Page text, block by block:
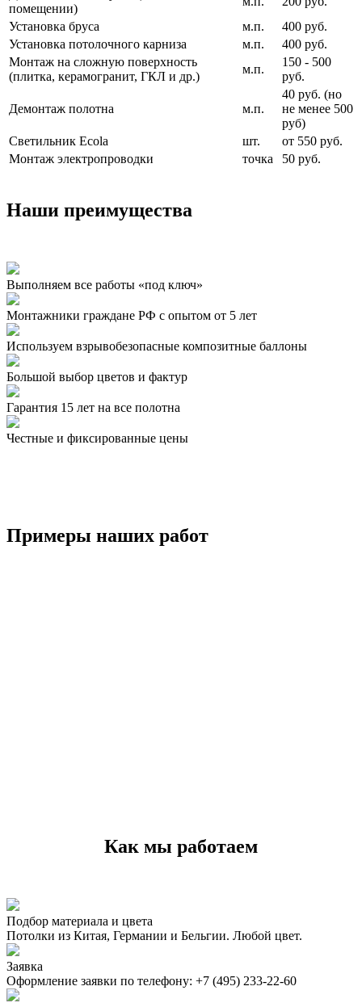
помещении)
Установка бруса
м.п.
400 руб.
Установка потолочного карниза
м.п.
400 руб.
Монтаж на сложную поверхность
(плитка, керамогранит, ГКЛ и др.)
м.п.
150 - 500
руб.
Демонтаж полотна м.п.
40 руб. (но
не менее 500
руб)
Светильник Ecola
шт.
от 550 руб.
Монтаж электропроводки
точка 50 руб.
Наши преимущества
Выполняем все работы «под ключ»
Монтажники граждане РФ с опытом от 5 лет
Используем взрывобезопасные композитные баллоны
Большой выбор цветов и фактур
Гарантия 15 лет на все полотна
Честные и фиксированные цены
Примеры наших работ
Как мы работаем
Подбор материала и цвета
Потолки из Китая, Германии и Бельгии. Любой цвет.
Заявка
Оформление заявки по телефону: +7 (495) 233-22-60